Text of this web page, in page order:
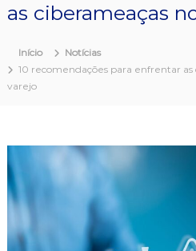
as ciberameaças
Início
Notícias
10 recomendações para enfrentar
varejo